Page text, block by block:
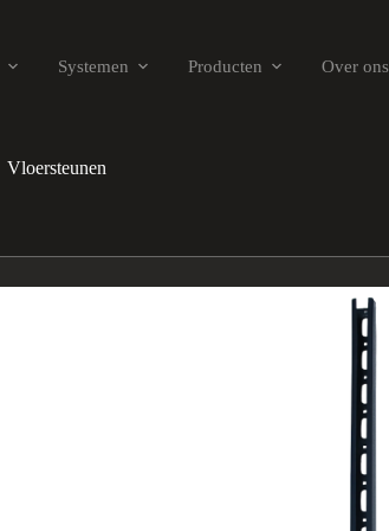
Systemen Producten Over ons
Vloersteunen